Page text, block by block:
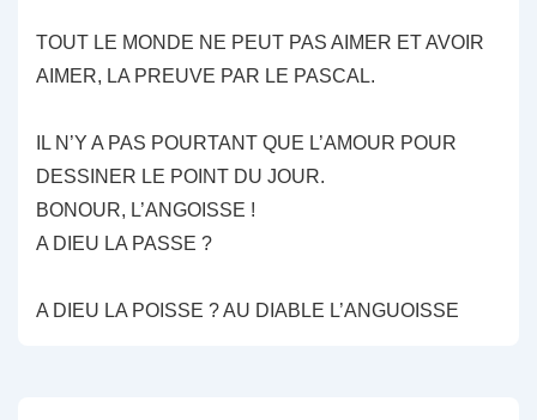
TOUT LE MONDE NE PEUT PAS AIMER ET AVOIR
AIMER, LA PREUVE PAR LE PASCAL.
IL N’Y A PAS POURTANT QUE L’AMOUR POUR
DESSINER LE POINT DU JOUR.
BONOUR, L’ANGOISSE !
A DIEU LA PASSE ?
A DIEU LA POISSE ? AU DIABLE L’ANGUOISSE